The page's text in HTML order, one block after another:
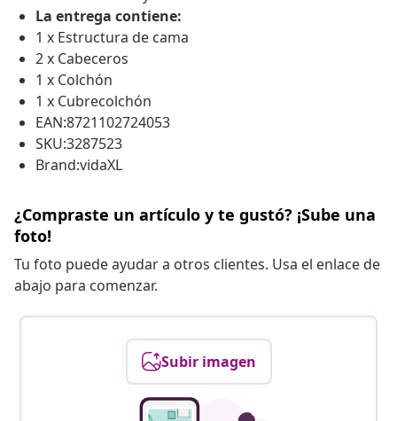
La entrega contiene:
1 x Estructura de cama
2 x Cabeceros
1 x Colchón
1 x Cubrecolchón
EAN:8721102724053
SKU:3287523
Brand:vidaXL
¿Compraste un artículo y te gustó? ¡Sube una
foto!
Tu foto puede ayudar a otros clientes. Usa el enlace de
abajo para comenzar.
Subir imagen